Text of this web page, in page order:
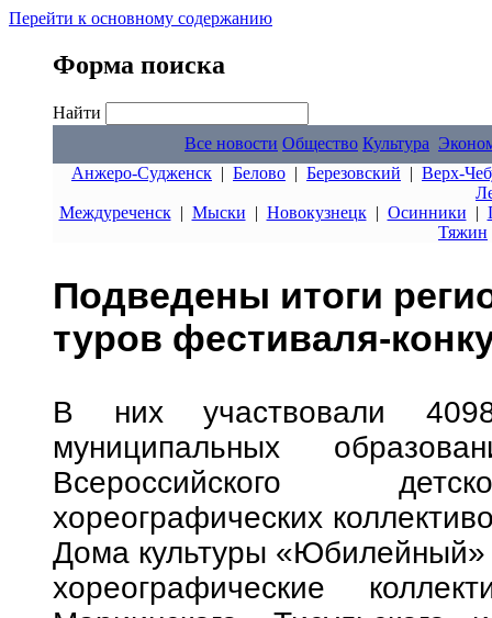
Перейти к основному содержанию
Форма поиска
Найти
Все новости Общество Культура
Анжеро-Судженск | Белово | Березовский | Верх-
Междуреченск| Мыски | Новокузнецк| Осинники |
Тяжин
Подведены итоги
туров фестиваля-
В них участвовали
муниципальных
Всероссийского
хореографических
Дома культуры «Юбилейный»
хореографические